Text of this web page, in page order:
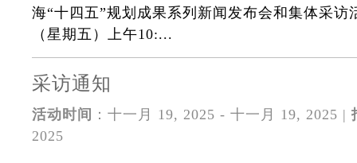
海“十四五”规划成果系列新闻发布会和集体采访
（星期五）上午10:...
采访通知
活动时间 ：十一月 19, 2025 - 十一月 19, 2025 |
2025